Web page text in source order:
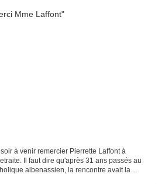
à venir remercier Pierrette Laffont à
Il faut dire qu'après 31 ans passés au
albenassien, la rencontre avait la